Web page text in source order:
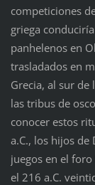
competiciones
griega
panhelenos en
trasladados en
Grecia, al sur
las tribus de
conocer estos
a.C., los hijos de
juegos en el
el 216 a.C.